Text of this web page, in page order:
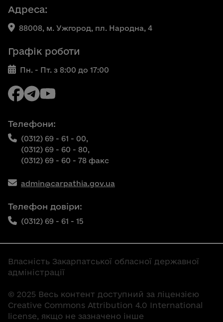
Адреса:
88008, м. Ужгород, пл. Народна, 4
Графік роботи
Пн. - Пт. з 8:00 до 17:00
Телефони:
(0312) 69 - 61 - 00,
(0312) 69 - 60 - 80,
(0312) 69 - 60 - 78 факс
admin@carpathia.gov.ua
Телефон довіри:
(0312) 69 - 61 - 15
Власність Закарпатської обласної державної
адміністрації
© 2025 Весь контент доступний за ліцензією
Creative Commons Attribution 4.0 International
license, якщо не зазначено інше